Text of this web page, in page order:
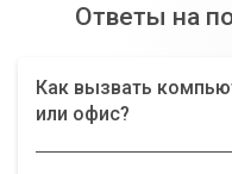
Ответы на
Как вызвать
или офис?